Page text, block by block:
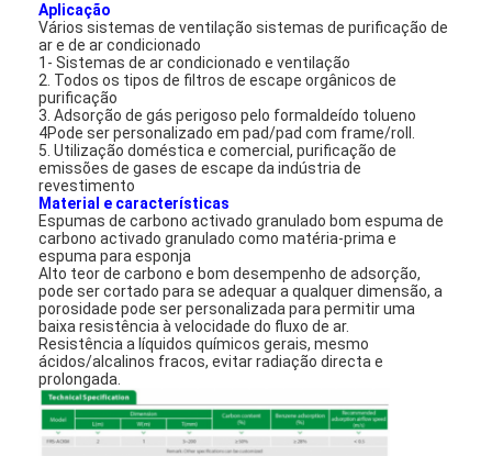
Aplicação
Vários sistemas de ventilação sistemas de purificação de
ar e de ar condicionado
1- Sistemas de ar condicionado e ventilação
2. Todos os tipos de filtros de escape orgânicos de
purificação
3. Adsorção de gás perigoso pelo formaldeído tolueno
4Pode ser personalizado em pad/pad com frame/roll.
5. Utilização doméstica e comercial, purificação de
emissões de gases de escape da indústria de
revestimento
Material e características
Espumas de carbono activado granulado bom espuma de
carbono activado granulado como matéria-prima e
espuma para esponja
Alto teor de carbono e bom desempenho de adsorção,
pode ser cortado para se adequar a qualquer dimensão, a
porosidade pode ser personalizada para permitir uma
baixa resistência à velocidade do fluxo de ar.
Resistência a líquidos químicos gerais, mesmo
ácidos/alcalinos fracos, evitar radiação directa e
prolongada.